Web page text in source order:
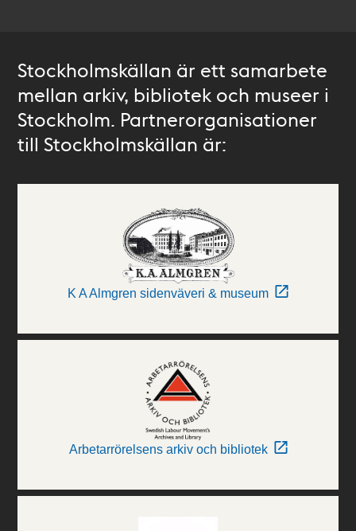
Stockholmskällan är ett samarbete
mellan arkiv, bibliotek och museer i
Stockholm. Partnerorganisationer
till Stockholmskällan är:
K A Almgren sidenväveri & museum
Arbetarrörelsens arkiv och bibliotek